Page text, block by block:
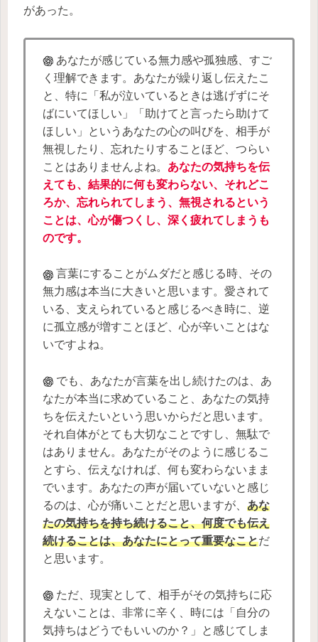
があった。
あなたが感じている無力感や孤独感、すご
く理解できます。あなたが繰り返し伝えたこ
と、特に「私が泣いているときは逃げずにそ
ばにいてほしい」「助けてと言ったら助けて
ほしい」というあなたの心の叫びを、相手が
無視したり、忘れたりすることほど、つらい
ことはありませんよね。 あなたの気持ちを伝
えても、結果的に何も変わらない、それどこ
ろか、忘れられてしまう、無視されるという
ことは、心が傷つくし、深く疲れてしまうも
のです。
言葉にすることがムダだと感じる時、その
無力感は本当に大きいと思います。愛されて
いる、支えられていると感じるべき時に、逆
に孤立感が増すことほど、心が辛いことはな
いですよね。
でも、あなたが言葉を出し続けたのは、あ
なたが本当に求めていること、あなたの気持
ちを伝えたいという思いからだと思います。
それ自体がとても大切なことですし、無駄で
はありません。あなたがそのように感じるこ
とすら、伝えなければ、何も変わらないまま
でいます。あなたの声が届いていないと感じ
るのは、心が痛いことだと思いますが、 あな
たの気持ちを持ち続けること、何度でも伝え
続けることは、あなたにとって重要なことだ
と思います。
ただ、現実として、相手がその気持ちに応
えないことは、非常に辛く、時には「自分の
気持ちはどうでもいいのか？」と感じてしま